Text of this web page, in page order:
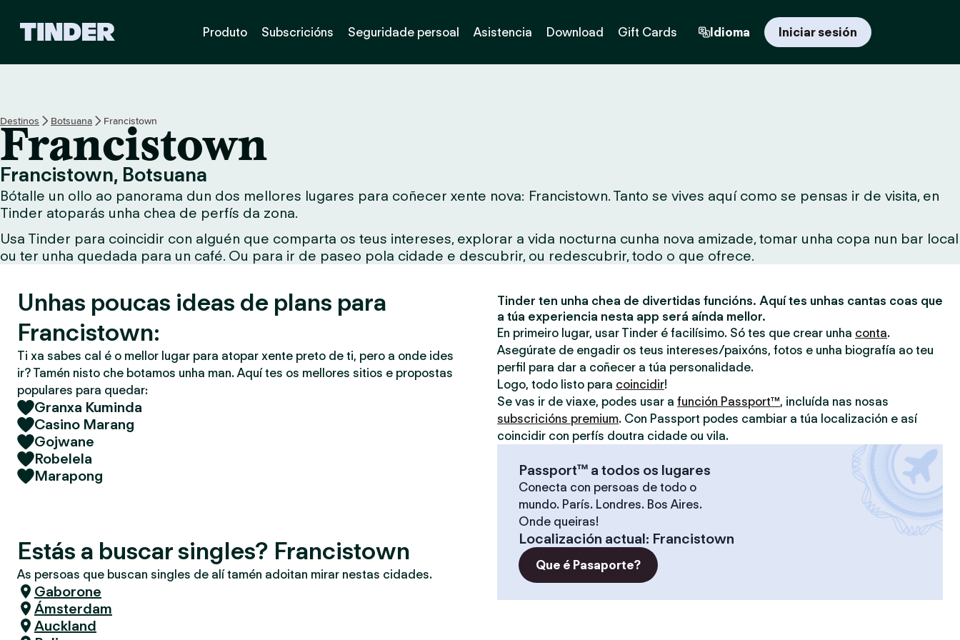
H
o
m
e
Produto Subscricións Seguridade persoal Asistencia Download Gift Cards Idioma Iniciar sesión
Destinos Botsuana Francistown
Francistown
Francistown, Botsuana
Bótalle un ollo ao panorama dun dos mellores lugares para coñecer xente nova: Francistown. Tanto se vives aquí como se pensas ir de visita, en
Tinder atoparás unha chea de perfís da zona.
Usa Tinder para coincidir con alguén que comparta os teus intereses, explorar a vida nocturna cunha nova amizade, tomar unha copa nun bar local
ou ter unha quedada para un café. Ou para ir de paseo pola cidade e descubrir, ou redescubrir, todo o que ofrece.
Unhas poucas ideas de plans para
Francistown:
Ti xa sabes cal é o mellor lugar para atopar xente preto de ti, pero a onde ides
ir? Tamén nisto che botamos unha man. Aquí tes os mellores sitios e propostas
populares para quedar:
Granxa Kuminda
Casino Marang
Gojwane
Robelela
Marapong
Estás a buscar singles? Francistown
As persoas que buscan singles de alí tamén adoitan mirar nestas cidades.
Gaborone
Ámsterdam
Auckland
Tinder ten unha chea de divertidas funcións. Aquí tes unhas cantas coas que
a túa experiencia nesta app será aínda mellor.
En primeiro lugar, usar Tinder é facilísimo. Só tes que crear unha conta.
Asegúrate de engadir os teus intereses/paixóns, fotos e unha biografía ao teu
perfil para dar a coñecer a túa personalidade.
Logo, todo listo para coincidir!
Se vas ir de viaxe, podes usar a función Passport™, incluída nas nosas
subscricións premium. Con Passport podes cambiar a túa localización e así
coincidir con perfís doutra cidade ou vila.
Passport™ a todos os lugares
Conecta con persoas de todo o
mundo. París. Londres. Bos Aires.
Onde queiras!
Localización actual: Francistown
Que é Pasaporte?